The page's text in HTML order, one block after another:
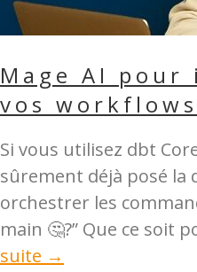
Mage AI
vos
Si vous utilisez dbt
sûrement déjà posé la
orchestrer les
main 🤔?” Que ce soit
suite →